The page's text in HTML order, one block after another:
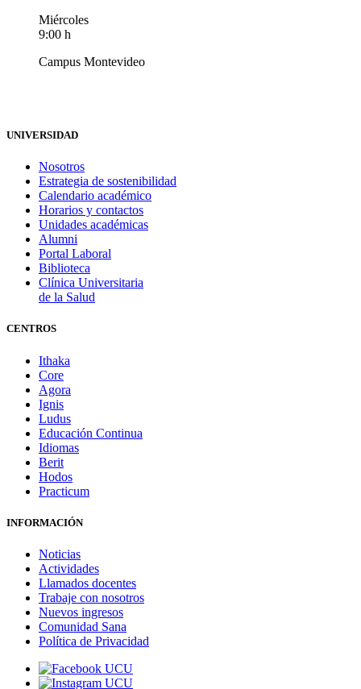
Miércoles
9:00 h
Campus Montevideo
UNIVERSIDAD
Nosotros
Estrategia de sostenibilidad
Calendario académico
Horarios y contactos
Unidades académicas
Alumni
Portal Laboral
Biblioteca
Clínica Universitaria
de la Salud
CENTROS
Ithaka
Core
Agora
Ignis
Ludus
Educación Continua
Idiomas
Berit
Hodos
Practicum
INFORMACIÓN
Noticias
Actividades
Llamados docentes
Trabaje con nosotros
Nuevos ingresos
Comunidad Sana
Política de Privacidad